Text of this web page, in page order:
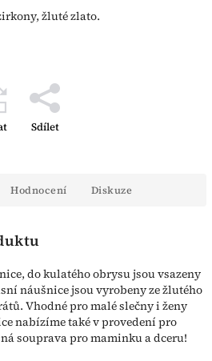
žluté zlato.
Sdílet
Hodnocení Diskuze
do kulatého obrysu jsou vsazeny
náušnice jsou vyrobeny ze žlutého
Vhodné pro malé slečny i ženy
nabízíme také v provedení pro
souprava pro maminku a dceru!